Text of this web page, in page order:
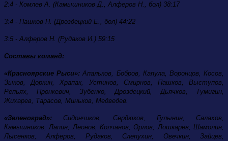
2:4 - Комлев А. (Камышников Д., Алферов Н., бол) 38:17
3:4 - Пашков Н. (Дроздецкий Е., бол) 44:22
3:5 - Алферов Н. (Рудаков И.) 59:15
Составы команд:
«Красноярские Рыси»: Апальков, Бобров, Капула, Воронцов, Косов,
Зыков, Доркин, Храпак, Устинов, Смирнов, Пашков, Выступов,
Репьях, Пронкевич, Зубенко, Дроздецкий, Дьячков, Тумигин,
Жихарев, Тарасов, Миньков, Медведев.
«Зеленоград»: Сидончиков, Сердюков, Гулынин, Салахов,
Камышников, Лапин, Леонов, Колчанов, Орлов, Лошкарев, Шамолин,
Лысенков, Алферов, Рудаков, Слепухин, Овечкин, Зайцев,